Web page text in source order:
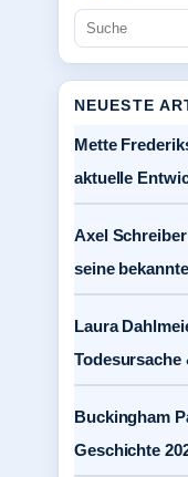
NEUESTE
Mette
aktuelle
Axel
seine
Laura
Todesursache
Buckingham
Geschichte